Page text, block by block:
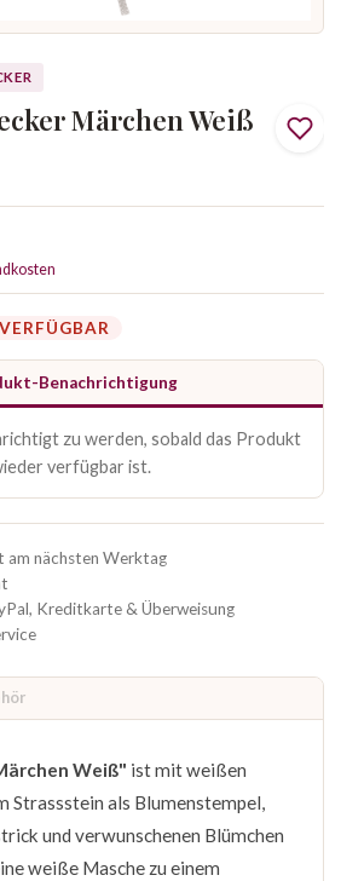
Märchen Weiß
Benachrichtigung
zu werden, sobald das Produkt
verfügbar ist.
am nächsten Werktag
Kreditkarte & Überweisung
Weiß" ist mit weißen
Strassstein als Blumenstempel,
und verwunschenen Blümchen
weiße Masche zu einem